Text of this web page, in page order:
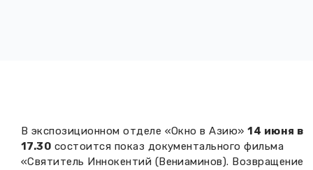
Проекты и программы
КПЦ им. свт. Иннокентия (Вениаминова)
Повышение квалификации
Передвижные выставки
В экспозиционном отделе «Окно в Азию»14 июня в
17.30 состоится показ документального фильма
«Святитель Иннокентий (Вениаминов). Возвращение